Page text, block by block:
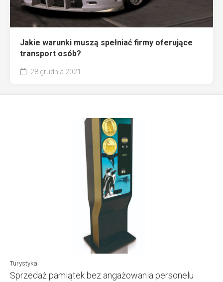
Jakie warunki muszą spełniać firmy oferujące
transport osób?
28 grudnia 2021
Turystyka
Sprzedaż pamiątek bez angażowania personelu